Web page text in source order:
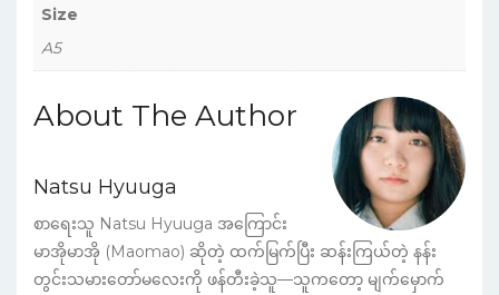
Size
A5
About The Author
Natsu Hyuuga
စာရေးသူ Natsu Hyuuga အကြောင်း
မာအိုမာအို (Maomao) ဆိုတဲ့ ထက်မြက်ပြီး ဆန်းကြယ်တဲ့ နန်း
တွင်းသမားတော်မလေးကို ဖန်တီးခဲ့သူ—သူကတော့ မျက်မှောက်